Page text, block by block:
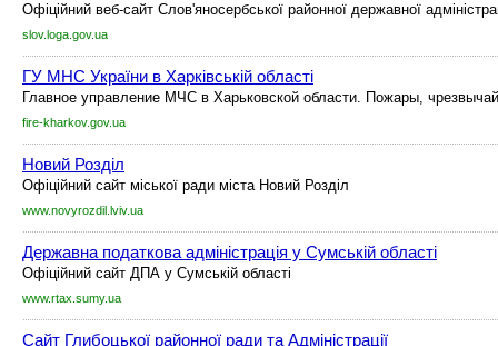
Офіційний веб-сайт Слов'яносербської районної державної
slov.loga.gov.ua
ГУ МНС України в Харківській області
Главное управление МЧС в Харьковской области. Пожары,
fire-kharkov.gov.ua
Новий Розділ
Офіційний сайт міської ради міста Новий Розділ
www.novyrozdil.lviv.ua
Державна податкова адміністрація у Сумській області
Офіційний сайт ДПА у Сумській області
www.rtax.sumy.ua
Сайт Глибоцької районної ради та Адміністрації